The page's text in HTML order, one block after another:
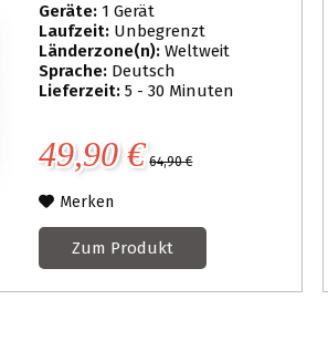
Geräte: 1 Gerät
Laufzeit: Unbegrenzt
Länderzone(n):Weltweit
Sprache: Deutsch
Lieferzeit:5 - 30 Minuten
49,90 € 64,90 €
Merken
Zum Produkt